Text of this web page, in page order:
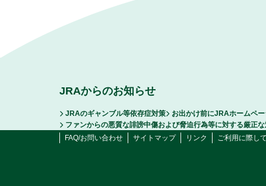
JRAからのお知らせ
JRAのギャンブル等依存症対策
お出かけ前にJRAホームペ
ファンからの悪質な誹謗中傷および脅迫行為等に対する厳正
FAQ/お問い合わせ
サイトマップ リンク ご利用に際し